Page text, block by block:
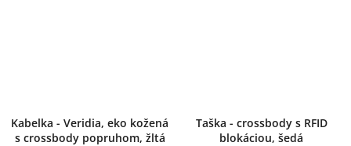
Kabelka - Veridia, eko kožená
s crossbody popruhom, žltá
Taška - crossbody s RFID
blokáciou, šedá